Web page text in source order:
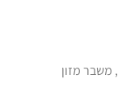
, משבר מזון